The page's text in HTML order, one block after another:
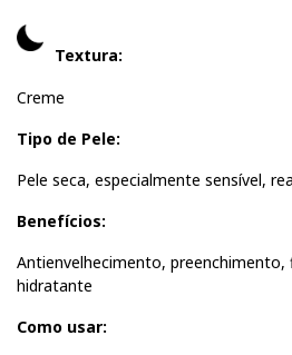
Textura:
Creme
Tipo de Pele:
Pele seca, especialmente sensível,
Benefícios:
Antienvelhecimento, preenchimento,
hidratante
Como usar: